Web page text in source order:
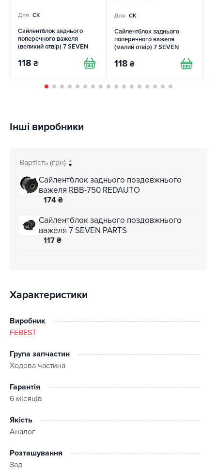
Для CK
Сайлентблок заднього
поперечного важеля
(великий отвір) 7 SEVEN
118 ₴
Для CK
Сайлентблок заднього
поперечного важеля
(малий отвір) 7 SEVEN
118 ₴
Інші виробники
Вартість (грн)
Сайлентблок заднього поздовжнього
важеля RBB-750 REDAUTO
174 ₴
Сайлентблок заднього поздовжнього
важеля 7 SEVEN PARTS
117 ₴
Характеристики
Виробник
FEBEST
Група запчастин
Ходова частина
Гарантія
6 місяців
Якість
Аналог
Розташування
Зад